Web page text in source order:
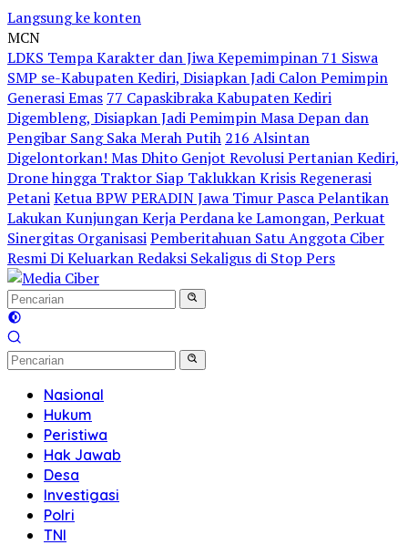
Langsung ke konten
MCN
LDKS Tempa Karakter dan Jiwa Kepemimpinan 71 Siswa
SMP se-Kabupaten Kediri, Disiapkan Jadi Calon Pemimpin
Generasi Emas 77 Capaskibraka Kabupaten Kediri
Digembleng, Disiapkan Jadi Pemimpin Masa Depan dan
Pengibar Sang Saka Merah Putih 216 Alsintan
Digelontorkan! Mas Dhito Genjot Revolusi Pertanian Kediri,
Drone hingga Traktor Siap Taklukkan Krisis Regenerasi
PetaniKetua BPW PERADIN Jawa Timur Pasca Pelantikan
Lakukan Kunjungan Kerja Perdana ke Lamongan, Perkuat
Sinergitas OrganisasiPemberitahuan Satu Anggota Ciber
Resmi Di Keluarkan Redaksi Sekaligus di Stop Pers
Nasional
Hukum
Peristiwa
Hak Jawab
Desa
Investigasi
Polri
TNI